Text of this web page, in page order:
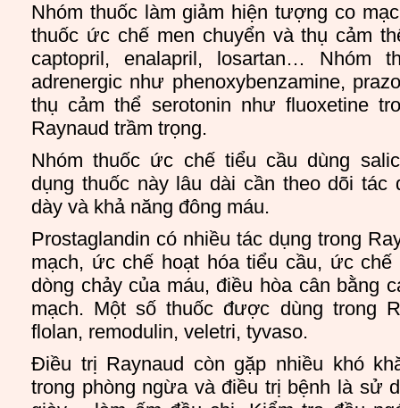
Nhóm thuốc làm giảm hiện tượng co
thuốc ức chế men chuyển và thụ cảm
captopril, enalapril, losartan… Nhóm
adrenergic như phenoxybenzamine,
thụ cảm thể serotonin như fluoxetine
Raynaud trầm trọng.
Nhóm thuốc ức chế tiểu cầu dùng
dụng thuốc này lâu dài cần theo dõi tác
dày và khả năng đông máu.
Prostaglandin có nhiều tác dụng trong
mạch, ức chế hoạt hóa tiểu cầu, ức chế
dòng chảy của máu, điều hòa cân bằng
mạch. Một số thuốc được dùng trong
flolan, remodulin, veletri, tyvaso.
Điều trị Raynaud còn gặp nhiều khó
trong phòng ngừa và điều trị bệnh là sử